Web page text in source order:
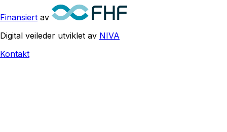
Finansiert av
Digital veileder utviklet av NIVA
Kontakt